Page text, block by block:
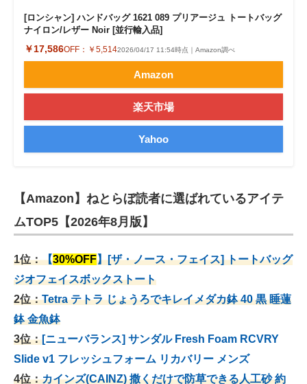
[ロンシャン] ハンドバッグ 1621 089 プリアージュ トートバッグ
ナイロン/レザー Noir [並行輸入品]
￥17,586OFF： ￥5,5142026/04/17 11:54時点｜Amazon調べ
Amazon
楽天市場
Yahoo
【Amazon】ねとらぼ読者に選ばれているアイテ
ムTOP5【2026年8月版】
1位：【30%OFF】[ザ・ノース・フェイス] トートバッグ
ジオフェイスボックストート
2位：Tetra テトラ じょうろでキレイメダカ鉢 40 黒 睡蓮
鉢 金魚鉢
3位：[ニューバランス] サンダル Fresh Foam RCVRY
Slide v1 フレッシュフォーム リカバリー メンズ
4位：カインズ(CAINZ) 撒くだけで防草できる人工砂 約